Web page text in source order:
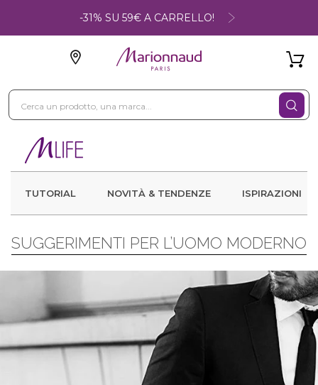
-31% SU 59€ A CARRELLO!
TUTORIAL NOVITÀ & TENDENZE ISPIRAZIONI
SUGGERIMENTI PER L’UOMO MODERNO